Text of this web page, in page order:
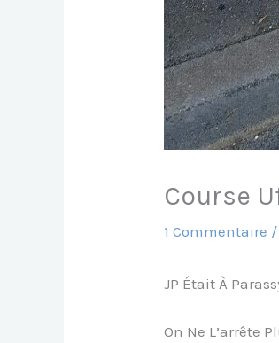
Course
1 Commentaire /
JP Était À
On Ne L’arrête